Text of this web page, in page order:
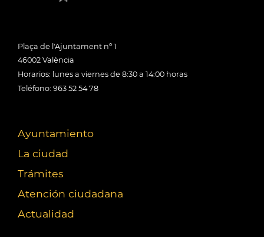
Plaça de l'Ajuntament nº 1
46002 València
Horarios: lunes a viernes de 8:30 a 14:00 horas
Teléfono: 963 52 54 78
Ayuntamiento
La ciudad
Trámites
Atención ciudadana
Actualidad